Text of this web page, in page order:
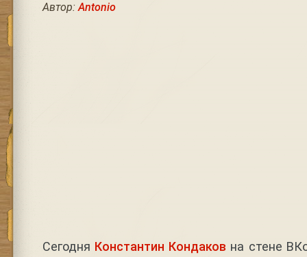
Автор:Antonio
Сегодня Константин Кондаков на стене